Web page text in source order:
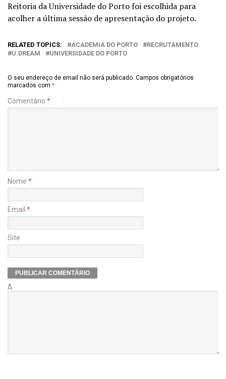
Reitoria da Universidade do Porto foi escolhida para
acolher a última sessão de apresentação do projeto.
RELATED TOPICS: ACADEMIA DO PORTO
RECRUTAMENTO
U.DREAM
UNIVERSIDADE DO PORTO
O seu endereço de email não será publicado. Campos obrigatórios
marcados com *
Comentário *
Nome *
Email *
Site
Δ